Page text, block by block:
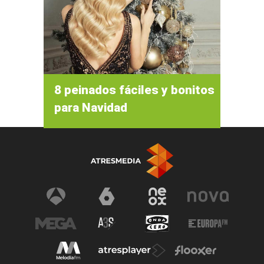
8 peinados fáciles y bonitos
para Navidad